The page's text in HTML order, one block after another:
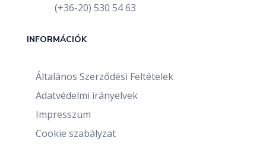
(+36-20) 530 54 63
INFORMÁCIÓK
Általános Szerződési Feltételek
Adatvédelmi irányelvek
Impresszum
Cookie szabályzat